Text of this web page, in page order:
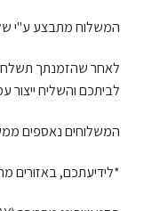
המשלוח מתבצע ע"י שליח של חברת
לביתכם והשליח ייצור
המשלוחים נאספים ממשרדנו בכל יום בשעה 12:00 ע"י חברת
*לידיעתכם, באזורים